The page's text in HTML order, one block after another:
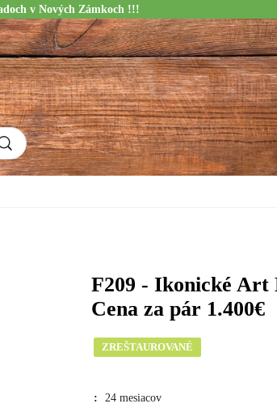
v Nových Zámkoch !!!
F209 - Ikonické Art
Cena za pár 1.400€
ZREŠTAUROVANÉ
: 24 mesiacov